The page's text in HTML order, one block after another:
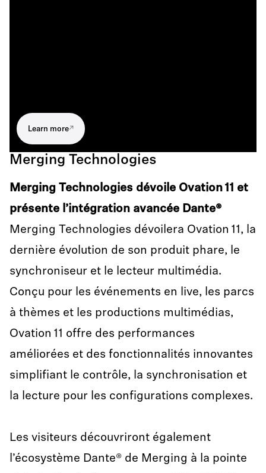
Learn more
Merging Technologies
Merging Technologies dévoile Ovation 11 et
présente l’intégration avancée Dante®
Merging Technologies dévoilera Ovation 11, la
dernière évolution de son produit phare, le
synchroniseur et le lecteur multimédia.
Conçu pour les événements en live, les parcs
à thèmes et les productions multimédias,
Ovation 11 offre des performances
améliorées et des fonctionnalités innovantes
simplifiant le contrôle, la synchronisation et
la lecture pour les configurations complexes.
Les visiteurs découvriront également
l’écosystème Dante® de Merging à la pointe